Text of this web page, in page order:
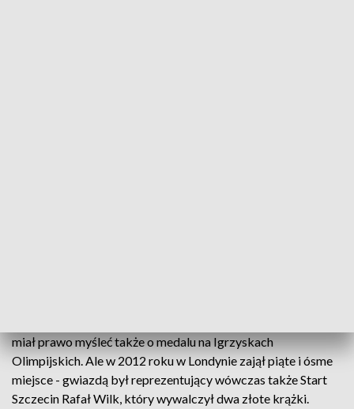
miał prawo myśleć także o medalu na Igrzyskach
Olimpijskich. Ale w 2012 roku w Londynie zajął piąte i ósme
miejsce - gwiazdą był reprezentujący wówczas także Start
Szczecin Rafał Wilk, który wywalczył dwa złote krążki.